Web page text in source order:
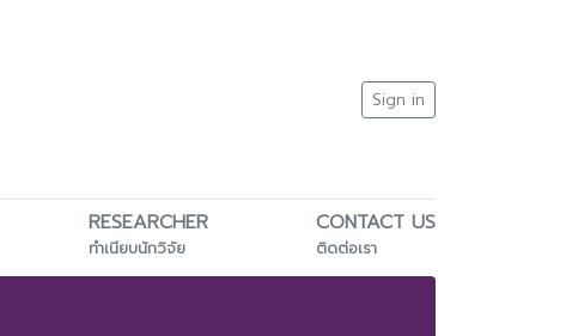
Sign in
RESEARCHER
ทำเนียบนักวิจัย
CONTACT US
ติดต่อเรา